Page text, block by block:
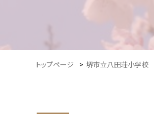
トップページ > 堺市立八田荘小学校